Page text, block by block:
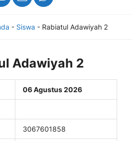
- Siswa - Rabiatul Adawiyah 2
Adawiyah 2
06 Agustus 2026
3067601858